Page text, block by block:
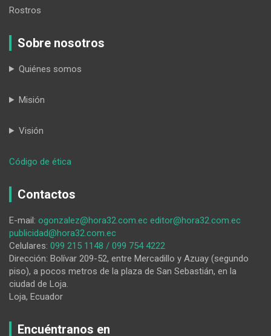
Rostros
Sobre nosotros
Quiénes somos
Misión
Visión
Código de ética
pide
dólar
para
comprar
una
casa
Contactos
E-mail: ogonzalez@hora32.com.ec editor@hora32.com.ec
publicidad@hora32.com.ec
Celulares: 099 215 1148 / 099 754 4222
Dirección: Bolívar 209-52, entre Mercadillo y Azuay (segundo
piso), a pocos metros de la plaza de San Sebastián, en la
ciudad de Loja.
Loja, Ecuador
Encuéntranos en